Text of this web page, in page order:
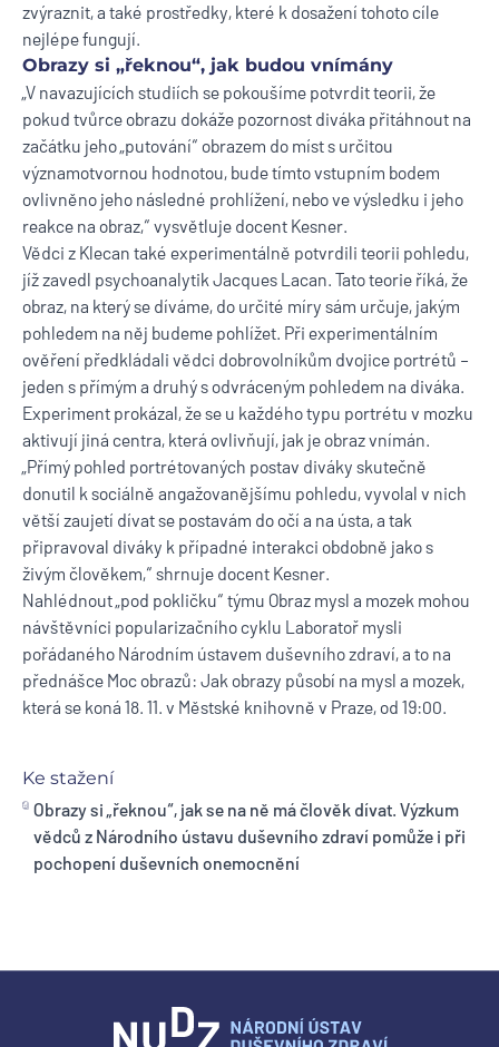
zvýraznit, a také prostředky, které k dosažení tohoto cíle
nejlépe fungují.
Obrazy si „řeknou“, jak budou vnímány
„V navazujících studiích se pokoušíme potvrdit teorii, že
pokud tvůrce obrazu dokáže pozornost diváka přitáhnout na
začátku jeho „putování“ obrazem do míst s určitou
významotvornou hodnotou, bude tímto vstupním bodem
ovlivněno jeho následné prohlížení, nebo ve výsledku i jeho
reakce na obraz,“ vysvětluje docent Kesner.
Vědci z Klecan také experimentálně potvrdili teorii pohledu,
jíž zavedl psychoanalytik Jacques Lacan. Tato teorie říká, že
obraz, na který se díváme, do určité míry sám určuje, jakým
pohledem na něj budeme pohlížet. Při experimentálním
ověření předkládali vědci dobrovolníkům dvojice portrétů –
jeden s přímým a druhý s odvráceným pohledem na diváka.
Experiment prokázal, že se u každého typu portrétu v mozku
aktivují jiná centra, která ovlivňují, jak je obraz vnímán.
„Přímý pohled portrétovaných postav diváky skutečně
donutil k sociálně angažovanějšímu pohledu, vyvolal v nich
větší zaujetí dívat se postavám do očí a na ústa, a tak
připravoval diváky k případné interakci obdobně jako s
živým člověkem,“ shrnuje docent Kesner.
Nahlédnout „pod pokličku“ týmu Obraz mysl a mozek mohou
návštěvníci popularizačního cyklu Laboratoř mysli
pořádaného Národním ústavem duševního zdraví, a to na
přednášce Moc obrazů: Jak obrazy působí na mysl a mozek,
která se koná 18. 11. v Městské knihovně v Praze, od 19:00.
Ke stažení
Obrazy si „řeknou“, jak se na ně má člověk dívat. Výzkum
vědců z Národního ústavu duševního zdraví pomůže i při
pochopení duševních onemocnění